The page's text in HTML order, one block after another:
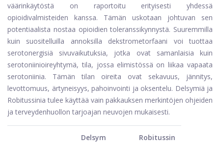
väärinkäytöstä on raportoitu erityisesti yhdessä
opioidivalmisteiden kanssa. Tämän uskotaan johtuvan sen
potentiaalista nostaa opioidien toleranssikynnystä. Suuremmilla
kuin suositelluilla annoksilla dekstrometorfaani voi tuottaa
serotonergisiä sivuvaikutuksia, jotka ovat samanlaisia ​​kuin
serotoniinioireyhtymä, tila, jossa elimistössä on liikaa vapaata
serotoniinia. Tämän tilan oireita ovat sekavuus, jännitys,
levottomuus, ärtyneisyys, pahoinvointi ja oksentelu. Delsymiä ja
Robitussinia tulee käyttää vain pakkauksen merkintöjen ohjeiden
ja terveydenhuollon tarjoajan neuvojen mukaisesti.
Delsym Robitussin